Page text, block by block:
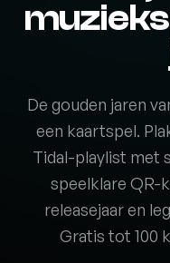
De gouden jaren
een kaartspel.
Tidal-playlist met
speelklare QR-
releasejaar en
Gratis tot 100